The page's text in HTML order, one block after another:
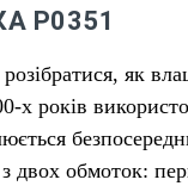
P0351
як
х років
двох обмоток: